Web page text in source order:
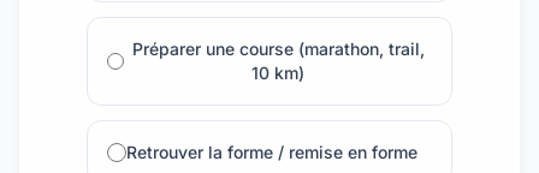
Préparer une course (marathon, trail,
10 km)
Retrouver la forme / remise en forme